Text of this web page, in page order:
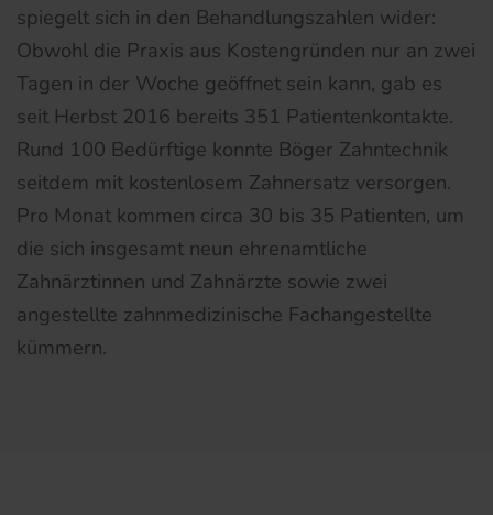
spiegelt sich in den Behandlungszahlen wider:
Obwohl die Praxis aus Kostengründen nur an zwei
Tagen in der Woche geöffnet sein kann, gab es
seit Herbst 2016 bereits 351 Patientenkontakte.
Rund 100 Bedürftige konnte Böger Zahntechnik
seitdem mit kostenlosem Zahnersatz versorgen.
Pro Monat kommen circa 30 bis 35 Patienten, um
die sich insgesamt neun ehrenamtliche
Zahnärztinnen und Zahnärzte sowie zwei
angestellte zahnmedizinische Fachangestellte
kümmern.